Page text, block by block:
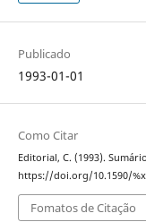
Publicado
1993-01-01
Como Citar
Editorial, C. (1993).
https://doi.org/10.1590/%x
Fomatos de Citação